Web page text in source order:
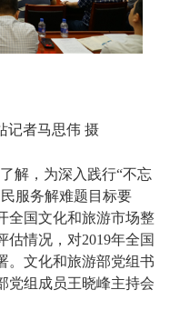
记者马思伟 摄
解，为深入践行“不忘
服务解难题目标要
全国文化和旅游市场整
情况，对2019年全国
。文化和旅游部党组书
党组成员王晓峰主持会